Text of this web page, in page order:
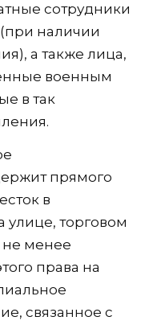
сотрудники
наличии
а также лица,
военным
в так
прямого
в
улице, торговом
не менее
права на
связанное с